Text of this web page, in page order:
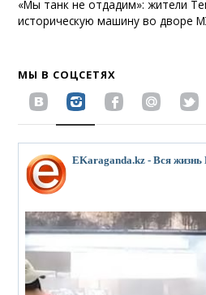
«Мы танк не отдадим»: жители
историческую машину во дворе
МЫ В СОЦСЕТЯХ
EKaraganda.kz - Вся жизнь